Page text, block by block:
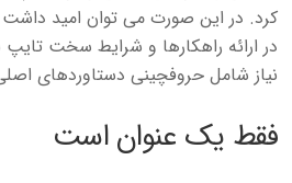
کرد. در این صورت می توان امید
در ارائه راهکارها و شرایط سخت تایپ
نیاز شامل حروفچینی دستاوردهای
فقط یک عنوان است